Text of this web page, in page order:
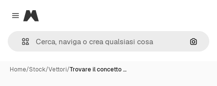
Close menu
Magnific
Cerca
Home/Stock/Vettori/Trovare il concetto …